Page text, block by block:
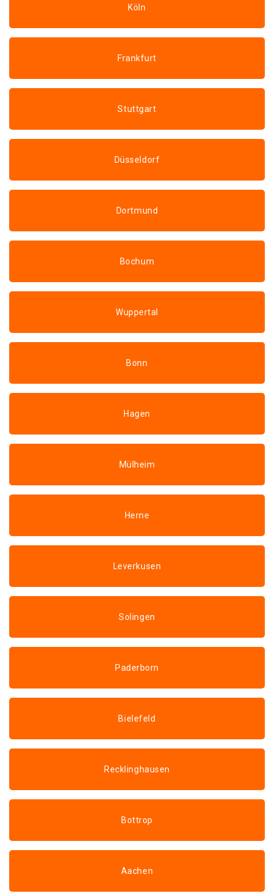
Köln
Frankfurt
Stuttgart
Düsseldorf
Dortmund
Bochum
Wuppertal
Bonn
Hagen
Mülheim
Herne
Leverkusen
Solingen
Paderborn
Bielefeld
Recklinghausen
Bottrop
Aachen